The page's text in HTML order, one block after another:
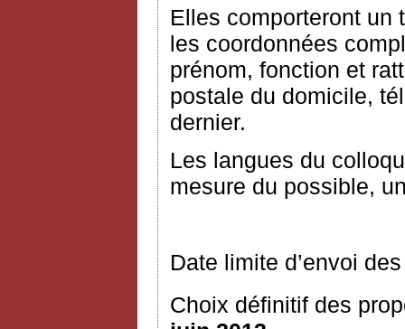
Elles comporteront un
les coordonnées
prénom, fonction et
postale du domicile,
dernier.
Les langues du
mesure du possible,
Date limite d’envoi
Choix définitif des